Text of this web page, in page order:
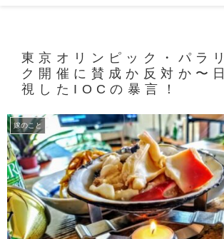
東京オリンピック・パラ
ク開催に賛成か反対か〜
視したIOCの暴言！
嫁のこと